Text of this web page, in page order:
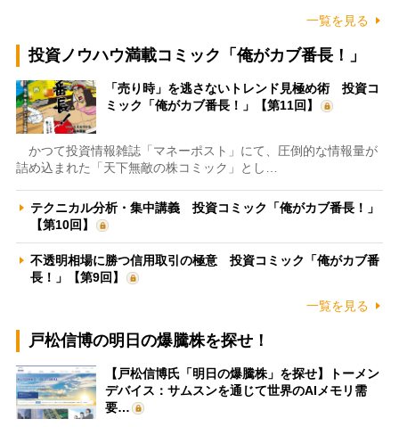
一覧を見る
投資ノウハウ満載コミック「俺がカブ番長！」
「売り時」を逃さないトレンド見極め術 投資コ
ミック「俺がカブ番長！」【第11回】
かつて投資情報雑誌「マネーポスト」にて、圧倒的な情報量が
詰め込まれた「天下無敵の株コミック」とし…
テクニカル分析・集中講義 投資コミック「俺がカブ番長！」
【第10回】
不透明相場に勝つ信用取引の極意 投資コミック「俺がカブ番
長！」【第9回】
一覧を見る
戸松信博の明日の爆騰株を探せ！
【戸松信博氏「明日の爆騰株」を探せ】トーメン
デバイス：サムスンを通じて世界のAIメモリ需
要…